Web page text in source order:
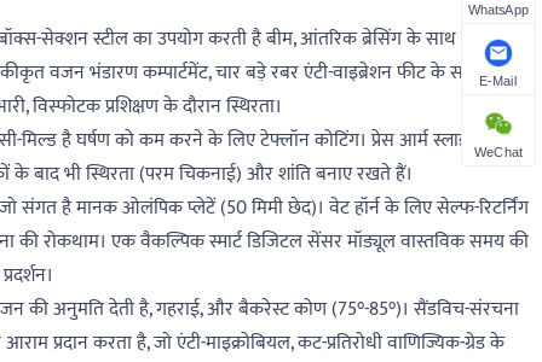
सेक्शन स्टील का उपयोग करती है बीम, आंतरिक ब्रेसिंग के साथ प्रबलित।
वजन भंडारण कम्पार्टमेंट, चार बड़े रबर एंटी-वाइब्रेशन फीट के साथ जोड़ा
विस्फोटक प्रशिक्षण के दौरान स्थिरता।
है घर्षण को कम करने के लिए टेफ्लॉन कोटिंग। प्रेस आर्म स्लाइडर में स्व-
के बाद भी स्थिरता (परम चिकनाई) और शांति बनाए रखते हैं।
जो संगत है मानक ओलंपिक प्लेटें (50 मिमी छेद)। वेट हॉर्न के लिए सेल्फ-रिटर्निंग
की रोकथाम। एक वैकल्पिक स्मार्ट डिजिटल सेंसर मॉड्यूल वास्तविक समय की
की अनुमति देती है, गहराई, और बैकरेस्ट कोण (75°-85°)। सैंडविच-संरचना
प्रदान करता है, जो एंटी-माइक्रोबियल, कट-प्रतिरोधी वाणिज्यिक-ग्रेड के
WhatsApp
E-Mail
WeChat